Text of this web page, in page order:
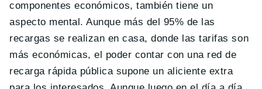
componentes económicos, también tiene un
aspecto mental. Aunque más del 95% de las
recargas se realizan en casa, donde las tarifas son
más económicas, el poder contar con una red de
recarga rápida pública supone un aliciente extra